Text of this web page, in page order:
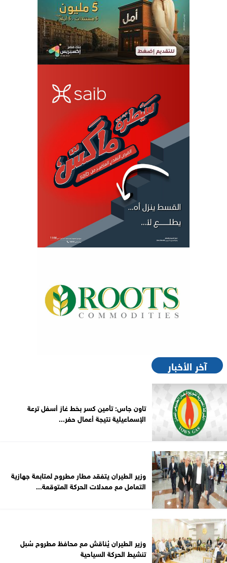
آخر الأخبار
تاون جاس: تأمين كسر بخط غاز أسفل ترعة
الإسماعيلية نتيجة أعمال حفر...
وزير الطيران يتفقد مطار مطروح لمتابعة جهازية
التعامل مع معدلات الحركة المتوقعة...
وزير الطيران يُناقش مع محافظ مطروح سُبل
تنشيط الحركة السياحية